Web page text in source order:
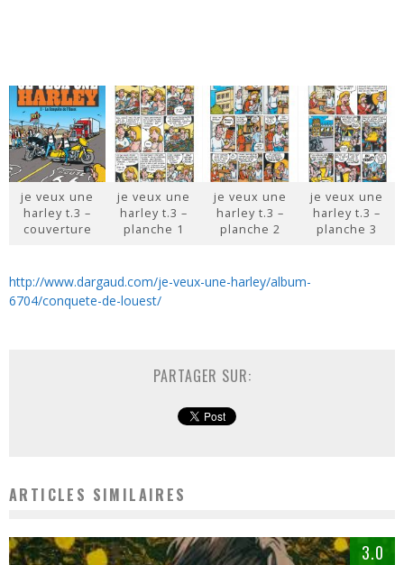
je veux une
harley t.3 –
couverture
je veux une
harley t.3 –
planche 1
je veux une
harley t.3 –
planche 2
je veux une
harley t.3 –
planche 3
http://www.dargaud.com/je-veux-une-harley/album-
6704/conquete-de-louest/
PARTAGER SUR:
ARTICLES SIMILAIRES
3.0